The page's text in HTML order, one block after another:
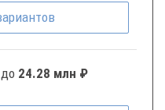
до 24.28 млн ₽